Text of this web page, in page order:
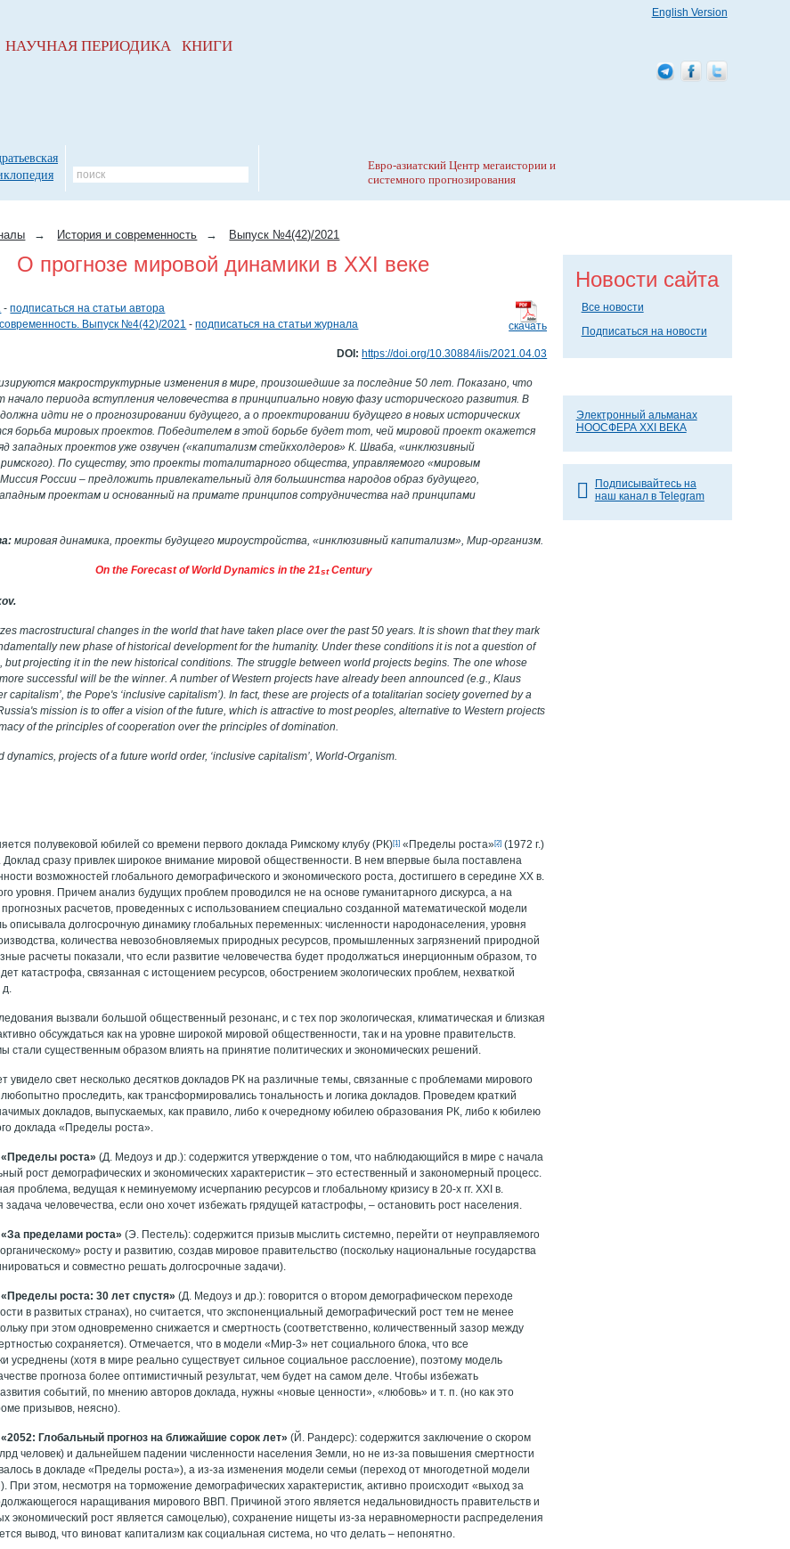
→ История и современность → Выпуск №4(42)/2021
О прогнозе мировой динамики в XXI веке
скачать
-подписаться на статьи автора
Выпуск №4(42)/2021 -подписаться на статьи журнала
DOI: https://doi.org/10.30884/iis/2021.04.03
макроструктурные изменения в мире, произошедшие за последние 50 лет. Показано, что
периода вступления человечества в принципиально новую фазу исторического развития. В
должна идти не о прогнозировании будущего, а о проектировании будущего в новых исторических
борьба мировых проектов. Победителем в этой борьбе будет тот, чей мировой проект окажется
западных проектов уже озвучен («капитализм стейкхолдеров» К. Шваба, «инклюзивный
По существу, это проекты тоталитарного общества, управляемого «мировым
России – предложить привлекательный для большинства народов образ будущего,
проектам и основанный на примате принципов сотрудничества над принципами
мировая динамика, проекты будущего мироустройства, «инклюзивный капитализм», Мир-организм.
On the Forecast of World Dynamics in the 21stCentury
macrostructural changes in the world that have taken place over the past 50 years. It is shown that they mark
new phase of historical development for the humanity. Under these conditions it is not a question of
but projecting it in the new historical conditions. The struggle between world projects begins. The one whose
successful will be the winner. A number of Western projects have already been announced (e.g., Klaus
capitalism’, the Pope's ‘inclusive capitalism’). In fact, these are projects of a totalitarian society governed by a
mission is to offer a vision of the future, which is attractive to most peoples, alternative to Western projects
of the principles of cooperation over the principles of domination.
dynamics, projects of a future world order, ‘inclusive capitalism’, World-Organism.
полувековой юбилей со времени первого доклада Римскому клубу (РК)[1] «Пределы роста»[2] (1972 г.)
сразу привлек широкое внимание мировой общественности. В нем впервые была поставлена
возможностей глобального демографического и экономического роста, достигшего в середине ХХ в.
уровня. Причем анализ будущих проблем проводился не на основе гуманитарного дискурса, а на
прогнозных расчетов, проведенных с использованием специально созданной математической модели
описывала долгосрочную динамику глобальных переменных: численности народонаселения, уровня
количества невозобновляемых природных ресурсов, промышленных загрязнений природной
расчеты показали, что если развитие человечества будет продолжаться инерционным образом, то
катастрофа, связанная с истощением ресурсов, обострением экологических проблем, нехваткой
д.
вызвали большой общественный резонанс, и с тех пор экологическая, климатическая и близкая
обсуждаться как на уровне широкой мировой общественности, так и на уровне правительств.
стали существенным образом влиять на принятие политических и экономических решений.
увидело свет несколько десятков докладов РК на различные темы, связанные с проблемами мирового
проследить, как трансформировались тональность и логика докладов. Проведем краткий
докладов, выпускаемых, как правило, либо к очередному юбилею образования РК, либо к юбилею
доклада «Пределы роста».
«Пределы роста»(Д. Медоуз и др.): содержится утверждение о том, что наблюдающийся в мире с начала
рост демографических и экономических характеристик – это естественный и закономерный процесс.
проблема, ведущая к неминуемому исчерпанию ресурсов и глобальному кризису в 20-х гг. XXI в.
человечества, если оно хочет избежать грядущей катастрофы, – остановить рост населения.
«За пределами роста»(Э. Пестель): содержится призыв мыслить системно, перейти от неуправляемого
росту и развитию, создав мировое правительство (поскольку национальные государства
и совместно решать долгосрочные задачи).
«Пределы роста: 30 лет спустя»(Д. Медоуз и др.): говорится о втором демографическом переходе
в развитых странах), но считается, что экспоненциальный демографический рост тем не менее
при этом одновременно снижается и смертность (соответственно, количественный зазор между
сохраняется). Отмечается, что в модели «Мир-3» нет социального блока, что все
усреднены (хотя в мире реально существует сильное социальное расслоение), поэтому модель
прогноза более оптимистичный результат, чем будет на самом деле. Чтобы избежать
событий, по мнению авторов доклада, нужны «новые ценности», «любовь» и т. п. (но как это
призывов, неясно).
«2052: Глобальный прогноз на ближайшие сорок лет» (Й. Рандерс): содержится заключение о скором
человек) и дальнейшем падении численности населения Земли, но не из-за повышения смертности
в докладе «Пределы роста»), а из-за изменения модели семьи (переход от многодетной модели
При этом, несмотря на торможение демографических характеристик, активно происходит «выход за
наращивания мирового ВВП. Причиной этого является недальновидность правительств и
экономический рост является самоцелью), сохранение нищеты из-за неравномерности распределения
вывод, что виноват капитализм как социальная система, но что делать – непонятно.
Новости сайта
Все новости
Подписаться на новости
Электронный альманах
НООСФЕРА XXI ВЕКА
Подписывайтесь на
наш канал в Telegram
НАУЧНАЯ ПЕРИОДИКА КНИГИ
Евро-азиатский Центр мегаистории и
системного прогнозирования
English Version